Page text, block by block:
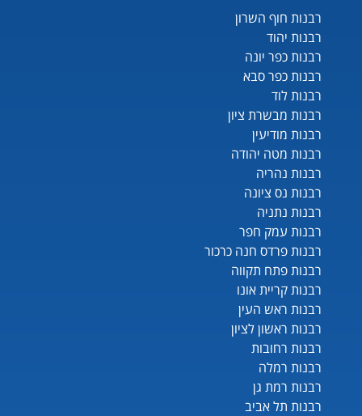
רבנות חוף השרון
רבנות יהוד
רבנות כפר יונה
רבנות כפר סבא
רבנות לוד
רבנות מבשרת ציון
רבנות מודיעין
רבנות מטה יהודה
רבנות נהריה
רבנות נס ציונה
רבנות נתניה
רבנות עמק חפר
רבנות פרדס חנה כרכור
רבנות פתח תקווה
רבנות קריית אונו
רבנות ראש העין
רבנות ראשון לציון
רבנות רחובות
רבנות רמלה
רבנות רמת גן
רבנות תל אביב